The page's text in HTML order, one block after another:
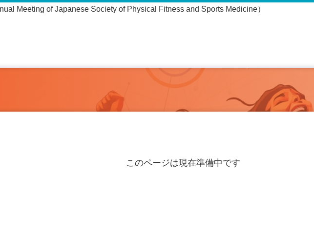
Meeting of Japanese Society of Physical Fitness and Sports Medicine）
このページは現在準備中です